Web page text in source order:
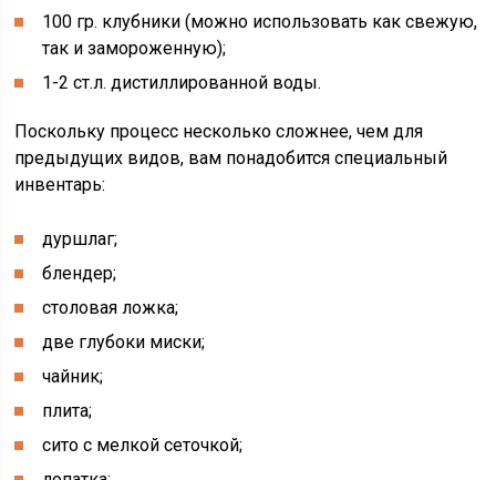
100 гр. клубники (можно использовать как свежую,
так и замороженную);
1-2 ст.л. дистиллированной воды.
Поскольку процесс несколько сложнее, чем для
предыдущих видов, вам понадобится специальный
инвентарь:
дуршлаг;
блендер;
столовая ложка;
две глубоки миски;
чайник;
плита;
сито с мелкой сеточкой;